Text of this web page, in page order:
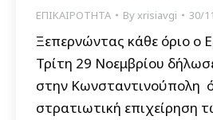
ΕΠΙΚΑΙΡΟΤΗΤΑ Byxrisiavgi 30/
Ξεπερνώντας κάθε όριο ο
Τρίτη 29 Νοεμβρίου
στην Κωνσταντινούπολη
στρατιωτική επιχείρηση